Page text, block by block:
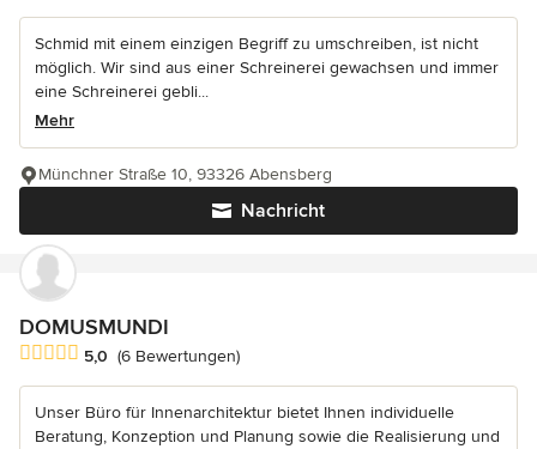
Schmid mit einem einzigen Begriff zu umschreiben, ist nicht
möglich. Wir sind aus einer Schreinerei gewachsen und immer
eine Schreinerei gebli...
Mehr
Nachricht
Münchner Straße 10, 93326 Abensberg
DOMUSMUNDI
Durchschnittliche Bewertung: 5 von 5 Sternen
5,0 (6 Bewertungen)
Unser Büro für Innenarchitektur bietet Ihnen individuelle
Beratung, Konzeption und Planung sowie die Realisierung und